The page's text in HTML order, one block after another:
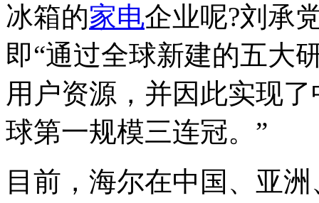
冰箱的家电企业呢?刘承
即“通过全球新建的五大
用户资源，并因此实现
球第一规模三连冠。”
目前，海尔在中国、亚